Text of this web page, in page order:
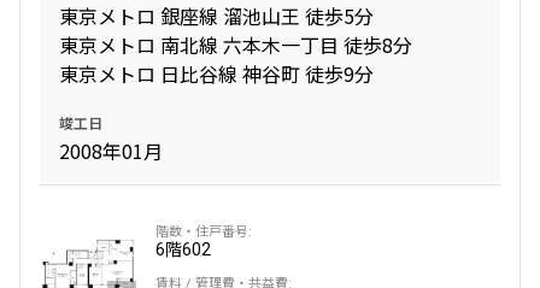
東京メトロ 銀座線 溜池山王 徒歩5分
東京メトロ 南北線 六本木一丁目 徒歩8分
東京メトロ 日比谷線 神谷町 徒歩9分
竣工日
2008年01月
6階602